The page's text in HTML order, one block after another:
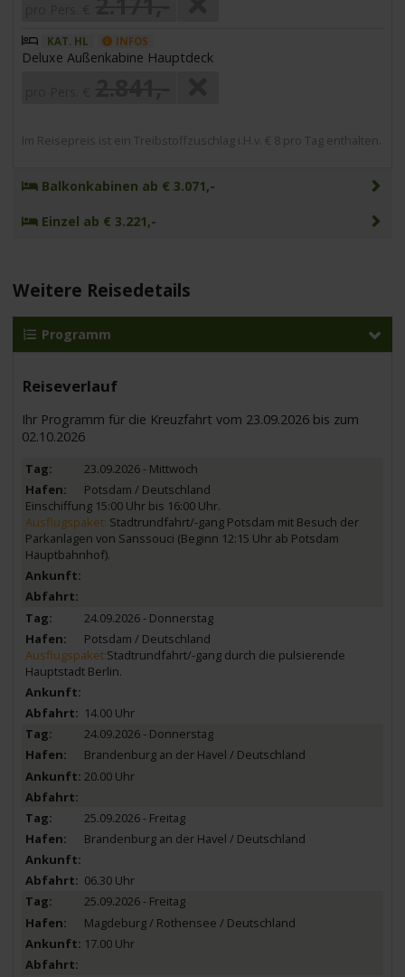
KAT. HL INFOS
Deluxe Außenkabine Hauptdeck
Im Reisepreis ist ein Treibstoffzuschlag i.H.v. € 8 pro Tag enthalten.
Balkonkabinen ab € 3.071,-
Einzel ab € 3.221,-
Weitere Reisedetails
Programm
Reiseverlauf
Ihr Programm für die Kreuzfahrt vom 23.09.2026 bis zum
02.10.2026
23.09.2026 - Mittwoch
Potsdam / Deutschland
Einschiffung 15:00 Uhr bis 16:00 Uhr.
Ausflugspaket: Stadtrundfahrt/-gang Potsdam mit Besuch der
Parkanlagen von Sanssouci (Beginn 12:15 Uhr ab Potsdam
Hauptbahnhof).
24.09.2026 - Donnerstag
Potsdam / Deutschland
Ausflugspaket:Stadtrundfahrt/-gang durch die pulsierende
Hauptstadt Berlin.
14.00 Uhr
24.09.2026 - Donnerstag
Brandenburg an der Havel / Deutschland
20.00 Uhr
25.09.2026 - Freitag
Brandenburg an der Havel / Deutschland
06.30 Uhr
25.09.2026 - Freitag
Magdeburg / Rothensee / Deutschland
17.00 Uhr